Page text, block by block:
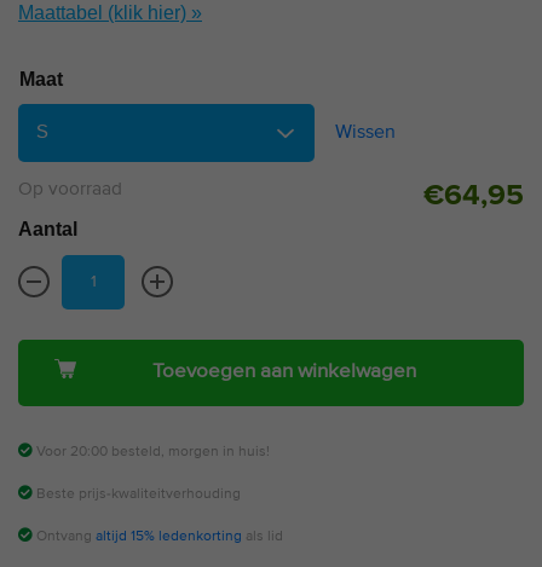
Maattabel (klik hier) »
Maat
Wissen
€64,95
Op voorraad
Aantal
Toevoegen aan winkelwagen
Voor 20:00 besteld, morgen in huis!
Beste prijs-kwaliteitverhouding
Ontvang altijd 15% ledenkorting als lid